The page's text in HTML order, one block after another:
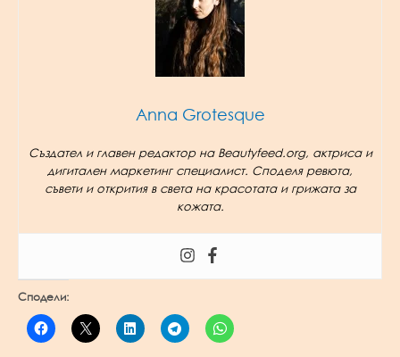
Anna Grotesque
Създател и главен редактор на Beautyfeed.org, актриса и
дигитален маркетинг специалист. Споделя ревюта,
съвети и открития в света на красотата и грижата за
кожата.
Сподели: